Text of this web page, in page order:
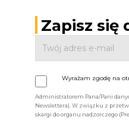
Zapisz się
Wyrażam zgodę na
Administratorem Pana/Pani
Newslettera). W związku z
skargi do organu nadzorczego